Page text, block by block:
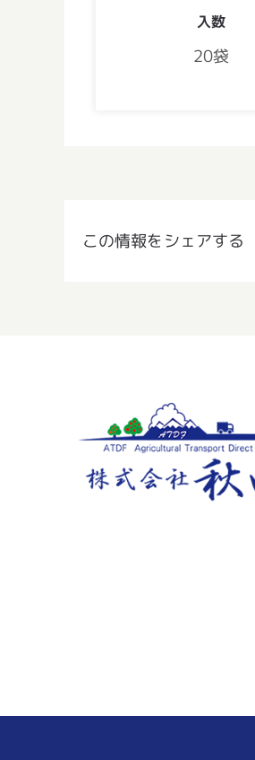
入数
20袋
この情報をシェアする